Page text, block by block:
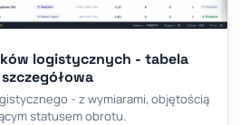
logistycznych - tabela
szczegółowa
- z wymiarami, objętością
statusem obrotu.